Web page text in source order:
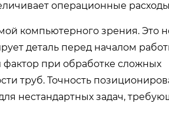
операционные
компьютерного зрения. Это
деталь перед началом
при обработке сложных
труб. Точность
нестандартных задач,